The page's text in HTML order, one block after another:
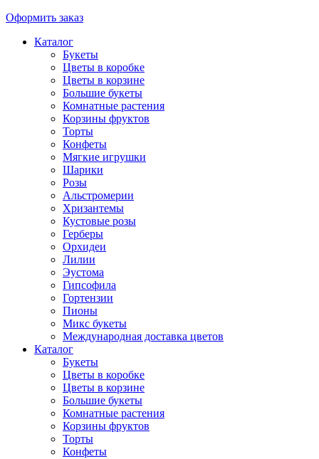
Оформить заказ
Каталог
Букеты
Цветы в коробке
Цветы в корзине
Большие букеты
Комнатные растения
Корзины фруктов
Торты
Конфеты
Мягкие игрушки
Шарики
Розы
Альстромерии
Хризантемы
Кустовые розы
Герберы
Орхидеи
Лилии
Эустома
Гипсофила
Гортензии
Пионы
Микс букеты
Международная доставка цветов
Каталог
Букеты
Цветы в коробке
Цветы в корзине
Большие букеты
Комнатные растения
Корзины фруктов
Торты
Конфеты